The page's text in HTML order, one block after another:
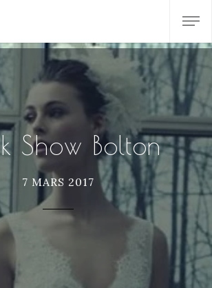
Show Bolton
7 MARS 2017